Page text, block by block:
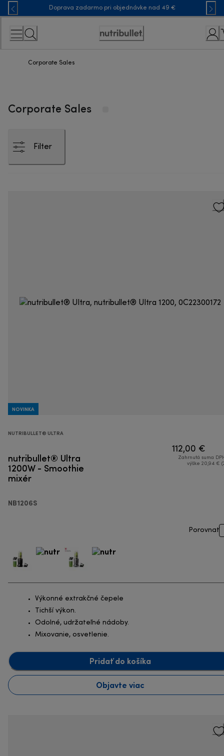
Skip
to
Content
Doprava zadarmo pri objednávke nad 49 €
Accessibility
Corporate Sales
Corporate Sales
Filter
NOVINKA
NUTRIBULLET® ULTRA
nutribullet® Ultra
1200W - Smoothie
mixér
NB1206S
112,00 €
Zahrnutá suma
výške 20,94 €
Porovnať
Výkonné extrakčné čepele
Tichší výkon.
Odolné, udržateľné nádoby.
Mixovanie, osvetlenie.
Pridať do košíka
Objavte viac